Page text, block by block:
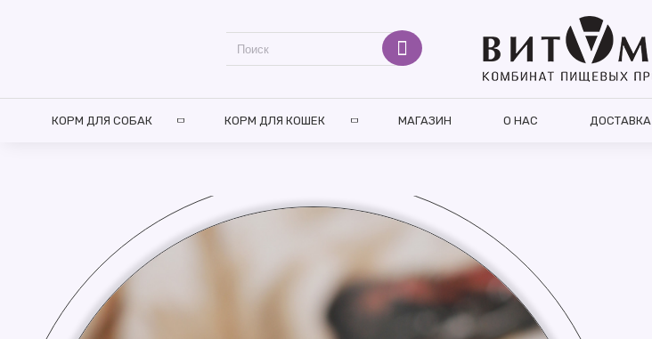
КОРМ ДЛЯ СОБАК КОРМ ДЛЯ КОШЕК МАГАЗИН О НАС